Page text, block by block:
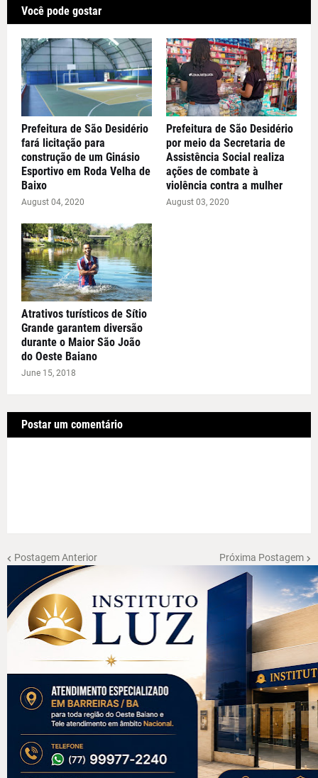
Você pode gostar
Prefeitura de São Desidério
fará licitação para
construção de um Ginásio
Esportivo em Roda Velha de
Baixo
August 04, 2020
Prefeitura de São Desidério
por meio da Secretaria de
Assistência Social realiza
ações de combate à
violência contra a mulher
August 03, 2020
Atrativos turísticos de Sítio
Grande garantem diversão
durante o Maior São João
do Oeste Baiano
June 15, 2018
Postar um comentário
Postagem Anterior Próxima Postagem